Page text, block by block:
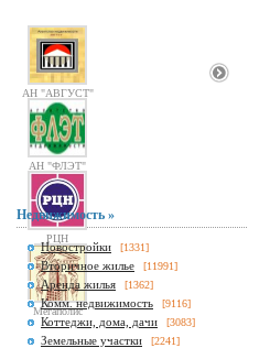
АН "АВГУСТ"
АН "ФЛЭТ"
РЦН
Мегаполис
Недвижимость »
Новостройки [1331]
Вторичное жилье [11991]
Аренда жилья [1362]
Комм. недвижимость [9116]
Коттеджи, дома, дачи [3083]
Земельные участки [2241]